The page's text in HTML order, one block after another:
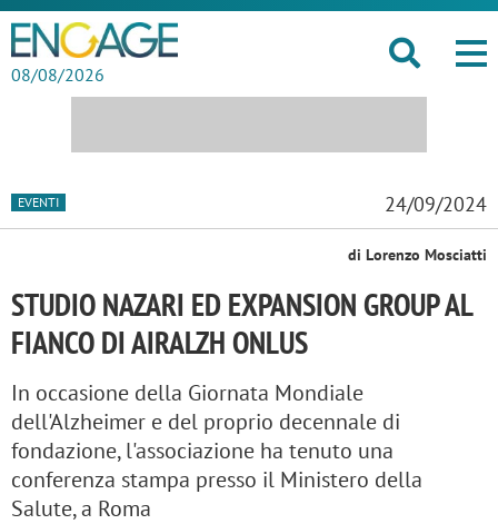
08/08/2026
EVENTI 24/09/2024
di Lorenzo Mosciatti
STUDIO NAZARI ED EXPANSION GROUP AL
FIANCO DI AIRALZH ONLUS
In occasione della Giornata Mondiale
dell'Alzheimer e del proprio decennale di
fondazione, l'associazione ha tenuto una
conferenza stampa presso il Ministero della
Salute, a Roma